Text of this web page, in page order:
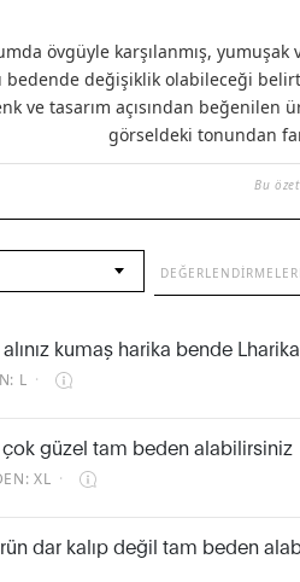
övgüyle karşılanmış,
değişiklik olabileceği
ve tasarım açısından beğenilen
görseldeki tonundan
Bu
kumaş harika bende Lharika
L ·
güzel tam beden alabilirsiniz
XL ·
dar kalıp değil tam beden